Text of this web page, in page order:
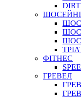
DIRT
ФІТНЕС
ГРЕВЕЛ